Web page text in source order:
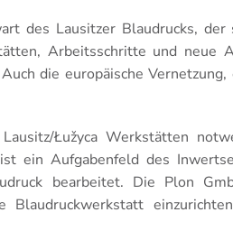
des Lausitzer Blaudrucks,
Arbeitsschritte und neue
die europäische
Łužyca Werkstätten
ein Aufgabenfeld des
bearbeitet. Die Plon
Blaudruckwerkstatt